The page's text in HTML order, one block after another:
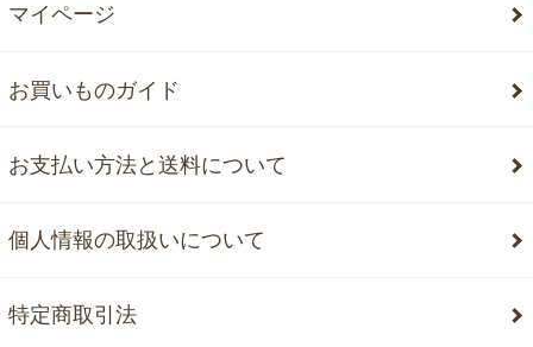
マイページ
お買いものガイド
お支払い方法と送料について
個人情報の取扱いについて
特定商取引法